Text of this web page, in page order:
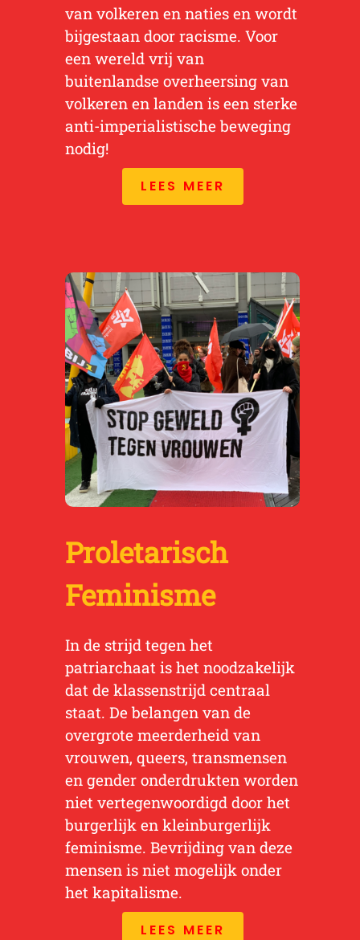
van volkeren en naties en wordt
bijgestaan door racisme. Voor
een wereld vrij van
buitenlandse overheersing van
volkeren en landen is een sterke
anti-imperialistische beweging
nodig!
LEES MEER
Proletarisch
Feminisme
In de strijd tegen het
patriarchaat is het noodzakelijk
dat de klassenstrijd centraal
staat. De belangen van de
overgrote meerderheid van
vrouwen, queers, transmensen
en gender onderdrukten worden
niet vertegenwoordigd door het
burgerlijk en kleinburgerlijk
feminisme. Bevrijding van deze
mensen is niet mogelijk onder
het kapitalisme.
LEES MEER